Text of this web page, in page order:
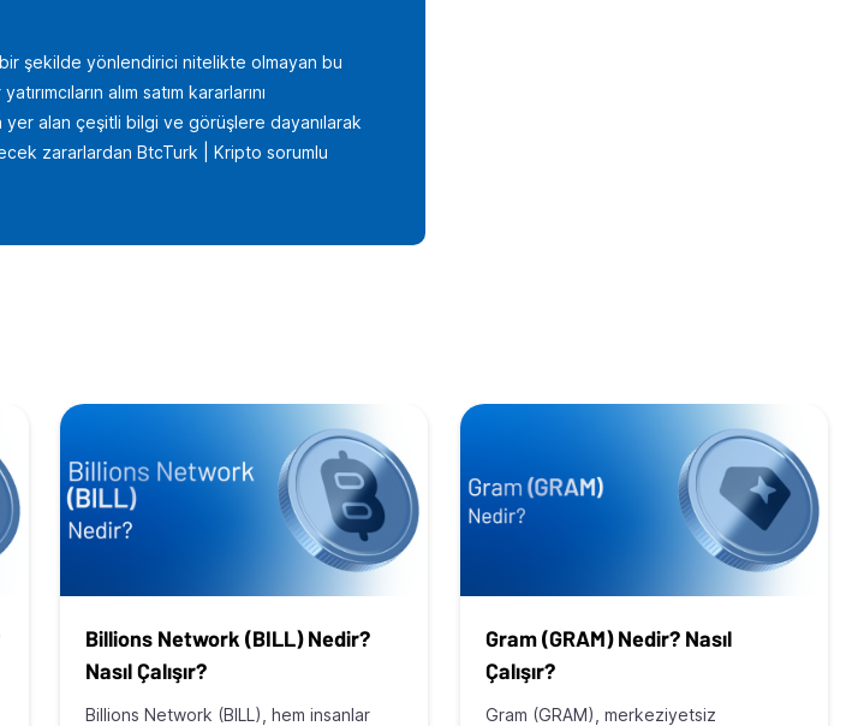
şekilde yönlendirici nitelikte olmayan bu
alım satım kararlarını
alan çeşitli bilgi ve görüşlere dayanılarak
zararlardan BtcTurk | Kripto sorumlu
Billions Network (BILL) Nedir?
Nasıl Çalışır?
Billions Network (BILL), hem insanlar
Gram (GRAM) Nedir? Nasıl
Çalışır?
Gram (GRAM), merkeziyetsiz